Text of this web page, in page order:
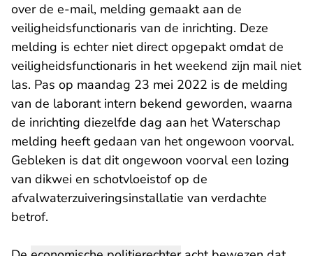
over de e-mail, melding gemaakt aan de
veiligheidsfunctionaris van de inrichting. Deze
melding is echter niet direct opgepakt omdat de
veiligheidsfunctionaris in het weekend zijn mail niet
las. Pas op maandag 23 mei 2022 is de melding
van de laborant intern bekend geworden, waarna
de inrichting diezelfde dag aan het Waterschap
melding heeft gedaan van het ongewoon voorval.
Gebleken is dat dit ongewoon voorval een lozing
van dikwei en schotvloeistof op de
afvalwaterzuiveringsinstallatie van verdachte
betrof.